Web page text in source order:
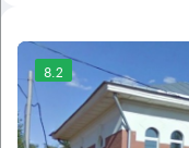
8.2